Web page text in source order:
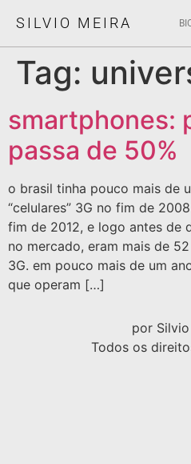
SILVIO MEIRA
Tag:
smartphones:
passa de 50%
o brasil tinha pouco mais de
“celulares” 3G no fim de
fim de 2012, e logo antes de
no mercado, eram mais de
3G. em pouco mais de um
que operam […]
por
Todos os